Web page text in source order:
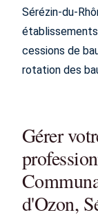
Sérézin-du-
cessions de
rotation des
Gérer
d'Ozon,